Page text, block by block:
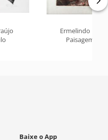
Ermelindo
Paisagem 211
Baixe o App